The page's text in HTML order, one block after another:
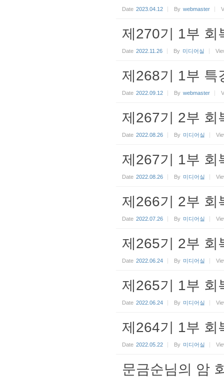
Date 2023.04.12 By webmaster
제270기 1부 회
Date 2022.11.26 By 미디어실
제268기 1부 특
Date 2022.09.12 By webmaster
제267기 2부 회
Date 2022.08.26 By 미디어실
제267기 1부 회
Date 2022.08.26 By 미디어실
제266기 2부 회
Date 2022.07.26 By 미디어실
제265기 2부 회
Date 2022.06.24 By 미디어실
제265기 1부 회
Date 2022.06.24 By 미디어실
제264기 1부 회
Date 2022.05.22 By 미디어실
문금순님의 암